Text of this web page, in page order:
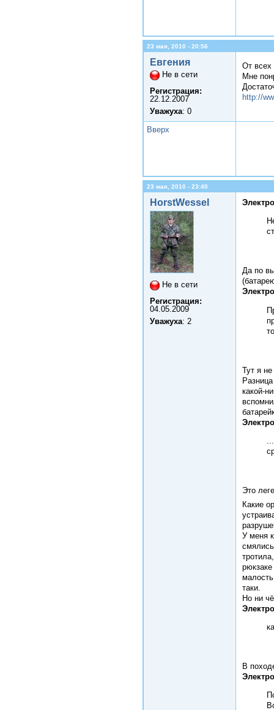
23 мая, 2010 - 20:56
Евгения
Не в сети
Регистрация:
22.12.2007
Уважуха: 0
От всех
Мне
http://
Вверх
23 мая, 2010 - 23:40
HorstWessel
Не в сети
Регистрация:
04.05.2009
Уважуха: 2
Да по
Тут я
какой-
Это
Какие
У меня
таки.
Но ни
В